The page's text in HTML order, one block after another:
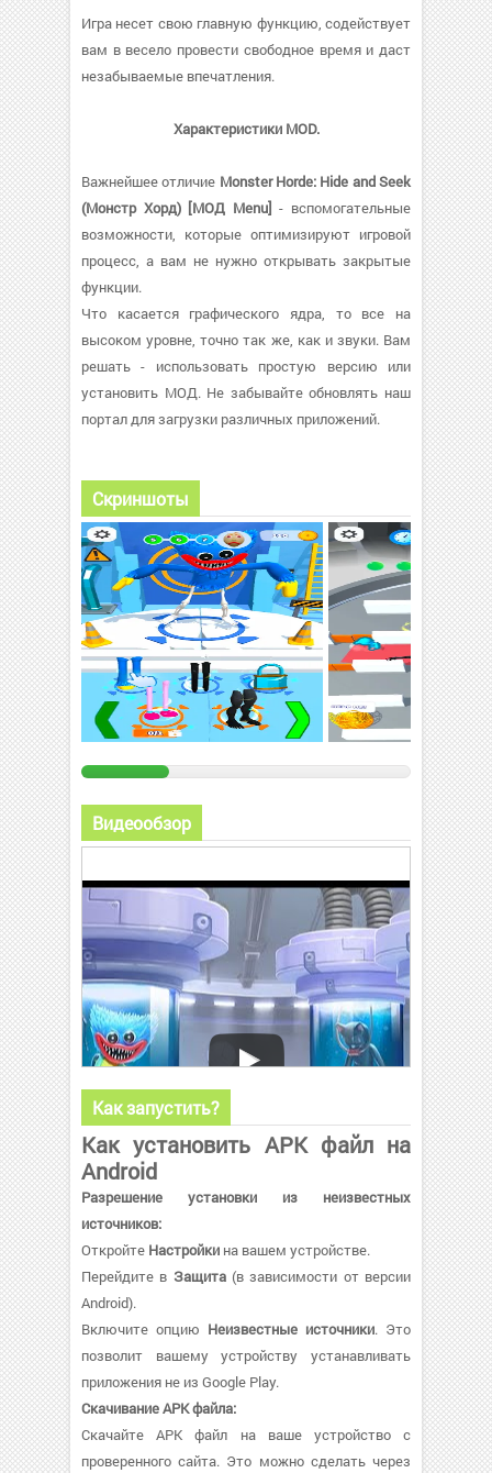
Игра несет свою главную функцию, содействует
вам в весело провести свободное время и даст
незабываемые впечатления.
Характеристики MOD.
Важнейшее отличие Monster Horde: Hide and Seek
(Монстр Хорд) [МОД Menu] - вспомогательные
возможности, которые оптимизируют игровой
процесс, а вам не нужно открывать закрытые
функции.
Что касается графического ядра, то все на
высоком уровне, точно так же, как и звуки. Вам
решать - использовать простую версию или
установить МОД. Не забывайте обновлять наш
портал для загрузки различных приложений.
Скриншоты
Видеообзор
Как запустить?
Как установить APK файл на
Android
Разрешение установки из неизвестных
источников:
Откройте Настройки на вашем устройстве.
Перейдите в Защита(в зависимости от версии
Android).
Включите опцию Неизвестные источники. Это
позволит вашему устройству устанавливать
приложения не из Google Play.
Скачивание APK файла:
Скачайте APK файл на ваше устройство с
проверенного сайта. Это можно сделать через